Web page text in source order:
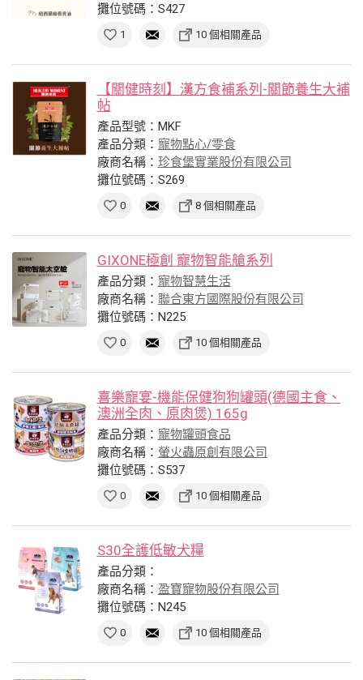
攤位號碼：S427
1 10 個相關產品
【關健時刻】漢方食補系列-關節養生大補
帖
產品型號：MKF
產品分類： 寵物點心/零食
廠商名稱： 珍食堡實業股份有限公司
攤位號碼：S269
0 8 個相關產品
GIXONE極創 寵物智能艙系列
產品分類： 寵物智慧生活
廠商名稱： 聯合東方國際股份有限公司
攤位號碼：N225
0 10 個相關產品
喜樂寵宴-機能保健狗狗罐頭(德國主食、
澳洲全肉、原肉煲) 165g
產品分類： 寵物罐頭食品
廠商名稱： 螢火蟲原創有限公司
攤位號碼：S537
0 10 個相關產品
S30全護低敏犬糧
產品分類：
廠商名稱： 盈寶寵物股份有限公司
攤位號碼：N245
0 10 個相關產品